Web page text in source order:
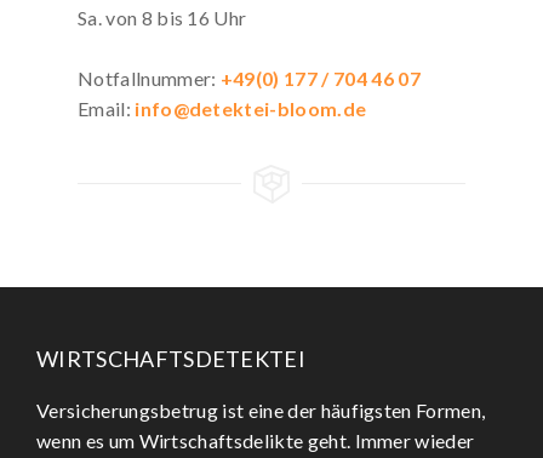
Sa. von 8 bis 16 Uhr
Notfallnummer: +49(0) 177 / 704 46 07
Email: info@detektei-bloom.de
WIRTSCHAFTSDETEKTEI
Versicherungsbetrug ist eine der häufigsten Formen,
wenn es um Wirtschaftsdelikte geht. Immer wieder